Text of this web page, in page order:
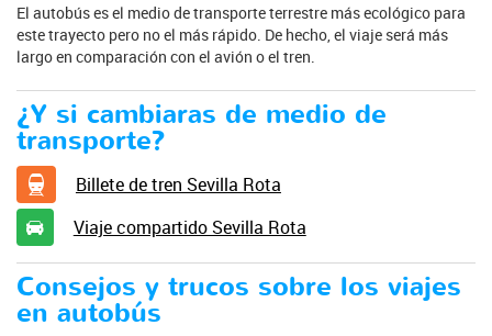
El autobús es el medio de transporte terrestre más ecológico para
este trayecto pero no el más rápido. De hecho, el viaje será más
largo en comparación con el avión o el tren.
¿Y si cambiaras de medio de
transporte?
Billete de tren Sevilla Rota
Viaje compartido Sevilla Rota
Consejos y trucos sobre los viajes
en autobús